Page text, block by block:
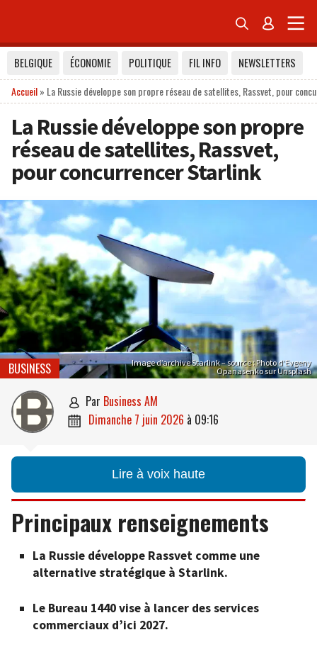
 
BELGIQUE ÉCONOMIE POLITIQUE FIL INFO
NEWSLETTERS
Accueil» La Russie développe son propre réseau de satellites, Rassvet, pour
La Russie développe son propre
réseau de satellites, Rassvet,
pour concurrencer Starlink
Image d’archive Starlink – source : Photo d’Evgeny
Opanasenko sur Unsplash
BUSINESS
 par Business AM
 dimanche 7 juin 2026 à 09:16
Lire à voix haute
Principaux renseignements
La Russie développe Rassvet comme une
alternative stratégique à Starlink.
Le Bureau 1440 vise à lancer des services
commerciaux d’ici 2027.